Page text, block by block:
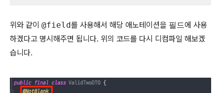
위와 같이 @field를 사용해서 해당 애노테이션을 필드에 사용
하겠다고 명시해주면 됩니다. 위의 코드를 다시 디컴파일 해보겠
습니다.